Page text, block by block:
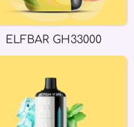
ELFBAR GH33000